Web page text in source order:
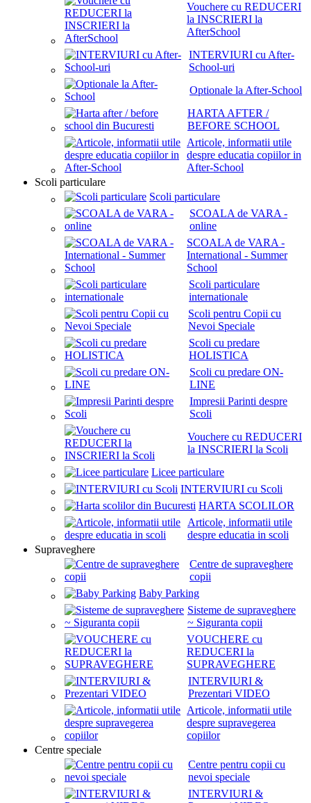
Vouchere cu REDUCERI
la INSCRIERI la
AfterSchool
INTERVIURI cu After-
School-uri
Optionale la After-School
HARTA AFTER /
BEFORE SCHOOL
Articole, informatii utile
despre educatia copiilor in
After-School
Scoli particulare
Scoli particulare
SCOALA de VARA -
online
SCOALA de VARA -
International - Summer
School
Scoli particulare
internationale
Scoli pentru Copii cu
Nevoi Speciale
Scoli cu predare
HOLISTICA
Scoli cu predare ON-
LINE
Impresii Parinti despre
Scoli
Vouchere cu REDUCERI
la INSCRIERI la Scoli
Licee particulare
INTERVIURI cu Scoli
HARTA SCOLILOR
Articole, informatii utile
despre educatia in scoli
Supraveghere
Centre de supraveghere
copii
Baby Parking
Sisteme de supraveghere
~ Siguranta copii
VOUCHERE cu
REDUCERI la
SUPRAVEGHERE
INTERVIURI &
Prezentari VIDEO
Articole, informatii utile
despre supravegerea
copiilor
Centre speciale
Centre pentru copii cu
nevoi speciale
INTERVIURI &